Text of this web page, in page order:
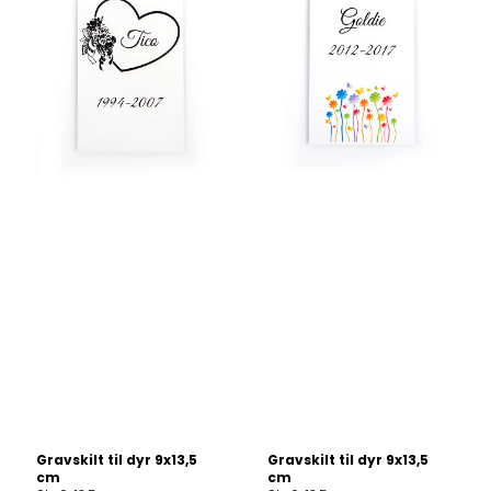
Gravskilt til dyr 9x13,5
cm
Gravskilt til dyr 9x13,5
cm